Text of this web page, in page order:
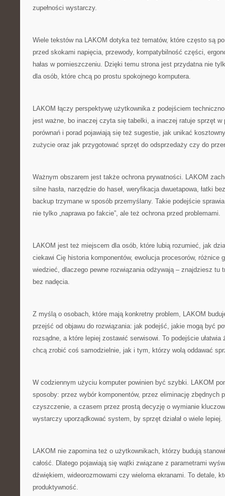
zupełności wystarczy.
Wiele tekstów na LAKOM dotyka też tematów, które często są
przed skokami napięcia, przewody, kompatybilność części,
hałas w pomieszczeniu. Dzięki temu strona jest przydatna nie
dla osób, które chcą po prostu spokojnego komputera.
LAKOM łączy perspektywę użytkownika z podejściem
jest ważne, bo inaczej czyta się tabelki, a inaczej ratuje sprzęt w
porównań i porad pojawiają się też sugestie, jak unikać
zużycie oraz jak przygotować sprzęt do odsprzedaży czy do
Ważnym obszarem jest także ochrona prywatności. LAKOM
silne hasła, narzędzie do haseł, weryfikacja dwuetapowa, łatki
backup trzymane w sposób przemyślany. Takie podejście
nie tylko „naprawa po fakcie”, ale też ochrona przed problemami.
LAKOM jest też miejscem dla osób, które lubią rozumieć, jak
ciekawi Cię historia komponentów, ewolucja procesorów, różnice
wiedzieć, dlaczego pewne rozwiązania odżywają – znajdziesz tu
bez nadęcia.
Z myślą o osobach, które mają konkretny problem, LAKOM
przejść od objawu do rozwiązania: jak podejść, jakie mogą być
rozsądne, a które lepiej zostawić serwisowi. To podejście
chcą zrobić coś samodzielnie, jak i tym, którzy wolą oddawać
W codziennym użyciu komputer powinien być szybki. LAKOM
sposoby: przez wybór komponentów, przez eliminację zbędnych
czyszczenie, a czasem przez prostą decyzję o wymianie
wystarczy uporządkować system, by sprzęt działał o wiele lepiej.
LAKOM nie zapomina też o użytkownikach, którzy budują
całość. Dlatego pojawiają się wątki związane z parametrami
dźwiękiem, wideorozmowami czy wieloma ekranami. To detale,
produktywność.